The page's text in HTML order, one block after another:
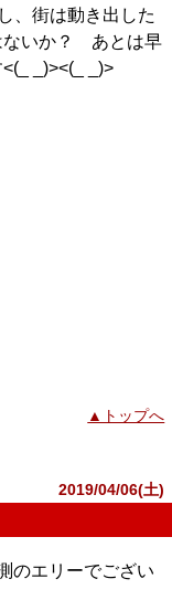
、街は動き出した
ないか？ あとは早
_)><(_ _)>
▲トップへ
2019/04/06(土)
のエリーでござい